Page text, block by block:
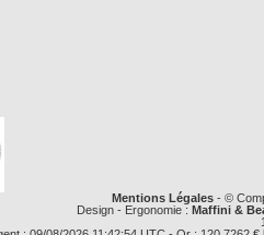
Mentions Légales- ©
Design - Ergonomie : Maffini &